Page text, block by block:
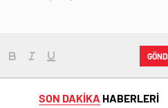
SON DAKİKA HABERLERİ